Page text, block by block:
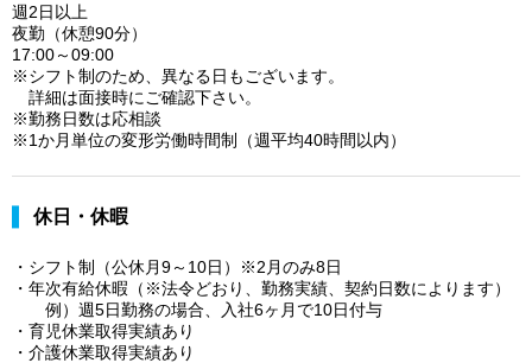
週2日以上
夜勤（休憩90分）
17:00～09:00
※シフト制のため、異なる日もございます。
詳細は面接時にご確認下さい。
※勤務日数は応相談
※1か月単位の変形労働時間制（週平均40時間以内）
休日・休暇
・シフト制（公休月9～10日）※2月のみ8日
・年次有給休暇（※法令どおり、勤務実績、契約日数によります）
例）週5日勤務の場合、入社6ヶ月で10日付与
・育児休業取得実績あり
・介護休業取得実績あり